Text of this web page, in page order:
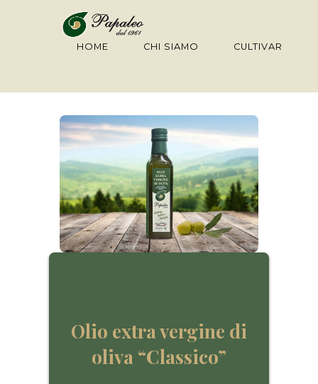
HOME CHI SIAMO CULTIVAR
Olio extra vergine di
oliva “Classico”